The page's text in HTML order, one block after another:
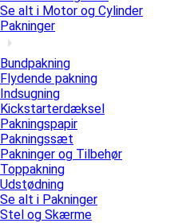
Se alt i Motor og Cylinder
Pakninger
Bundpakning
Flydende pakning
Indsugning
Kickstarterdæksel
Pakningspapir
Pakningssæt
Pakninger og Tilbehør
Toppakning
Udstødning
Se alt i Pakninger
Stel og Skærme